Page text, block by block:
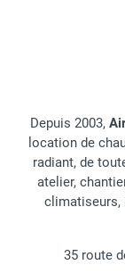
Depuis 2003,
location de
radiant, de
atelier,
climatiseurs,
35 route